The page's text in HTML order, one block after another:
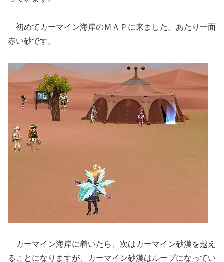
初めてカーマイン海岸のＭＡＰに来ました。あたり一面
赤い砂です。
カーマイン海岸に着いたら、次はカーマイン砂漠を越え
ることになりますが、カーマイン砂漠はループになってい